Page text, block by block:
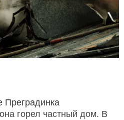
Преградинка
горел частный дом. В